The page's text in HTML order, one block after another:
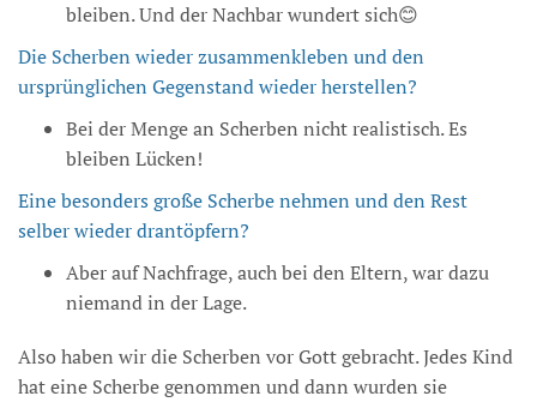
bleiben. Und der Nachbar wundert sich😊
Die Scherben wieder zusammenkleben und den
ursprünglichen Gegenstand wieder herstellen?
Bei der Menge an Scherben nicht realistisch. Es
bleiben Lücken!
Eine besonders große Scherbe nehmen und den Rest
selber wieder drantöpfern?
Aber auf Nachfrage, auch bei den Eltern, war dazu
niemand in der Lage.
Also haben wir die Scherben vor Gott gebracht. Jedes Kind
hat eine Scherbe genommen und dann wurden sie